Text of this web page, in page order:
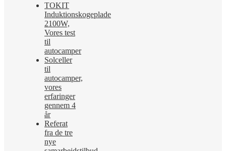
TOKIT
Induktionskogeplade
2100W,
Vores test
til
autocamper
Solceller
til
autocamper,
vores
erfaringer
gennem 4
år
Referat
fra de tre
nye